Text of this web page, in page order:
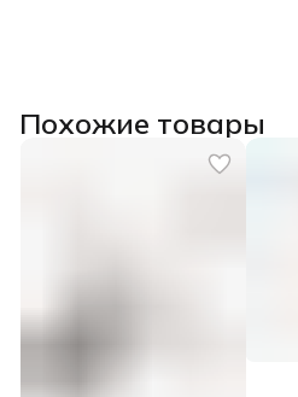
Похожие товары